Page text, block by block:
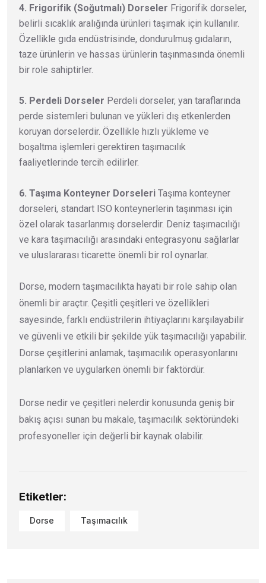
4. Frigorifik (Soğutmalı) Dorseler Frigorifik dorseler,
belirli sıcaklık aralığında ürünleri taşımak için kullanılır.
Özellikle gıda endüstrisinde, dondurulmuş gıdaların,
taze ürünlerin ve hassas ürünlerin taşınmasında önemli
bir role sahiptirler.
5. Perdeli Dorseler Perdeli dorseler, yan taraflarında
perde sistemleri bulunan ve yükleri dış etkenlerden
koruyan dorselerdir. Özellikle hızlı yükleme ve
boşaltma işlemleri gerektiren taşımacılık
faaliyetlerinde tercih edilirler.
6. Taşıma Konteyner Dorseleri Taşıma konteyner
dorseleri, standart ISO konteynerlerin taşınması için
özel olarak tasarlanmış dorselerdir. Deniz taşımacılığı
ve kara taşımacılığı arasındaki entegrasyonu sağlarlar
ve uluslararası ticarette önemli bir rol oynarlar.
Dorse, modern taşımacılıkta hayati bir role sahip olan
önemli bir araçtır. Çeşitli çeşitleri ve özellikleri
sayesinde, farklı endüstrilerin ihtiyaçlarını karşılayabilir
ve güvenli ve etkili bir şekilde yük taşımacılığı yapabilir.
Dorse çeşitlerini anlamak, taşımacılık operasyonlarını
planlarken ve uygularken önemli bir faktördür.
Dorse nedir ve çeşitleri nelerdir konusunda geniş bir
bakış açısı sunan bu makale, taşımacılık sektöründeki
profesyoneller için değerli bir kaynak olabilir.
Etiketler:
Dorse Taşımacılık